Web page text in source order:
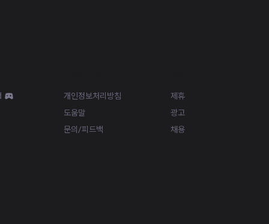
개인정보처리방침
도움말
문의/피드백
제휴
광고
채용